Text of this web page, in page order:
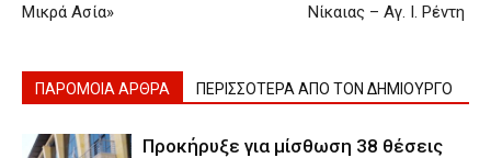
Μικρά Ασία»
Νίκαιας – Αγ. Ι. Ρέντη
ΠΑΡΟΜΟΙΑ ΑΡΘΡΑ ΠΕΡΙΣΣΟΤΕΡΑ ΑΠΟ ΤΟΝ ΔΗΜΙΟΥΡΓΟ
Προκήρυξε για μίσθωση 38 θέσεις